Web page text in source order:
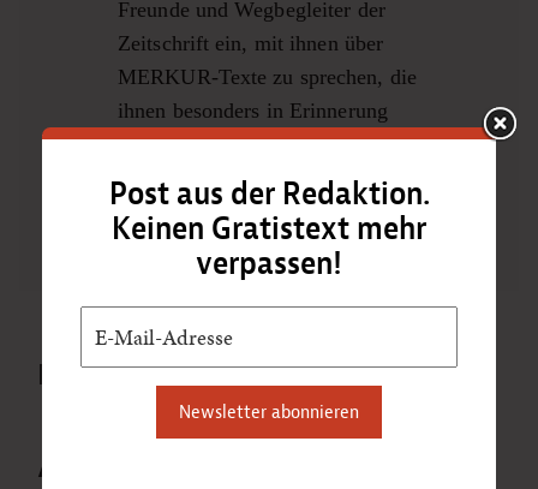
Freunde und Wegbegleiter der
Zeitschrift ein, mit ihnen über
MERKUR-Texte zu sprechen, die
ihnen besonders in Erinnerung
geblieben sind.
zur Video-Interviewreihe
MEISTGELESEN
Anatomie der Gewalt
Post aus der Redaktion.
Keinen Gratistext mehr
verpassen!
Newsletter abonnieren